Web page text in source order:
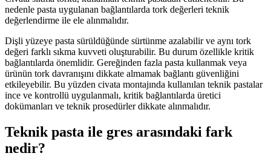
nedenle pasta uygulanan bağlantılarda tork değerleri teknik
değerlendirme ile ele alınmalıdır.
Dişli yüzeye pasta sürüldüğünde sürtünme azalabilir ve aynı tork
değeri farklı sıkma kuvveti oluşturabilir. Bu durum özellikle kritik
bağlantılarda önemlidir. Gereğinden fazla pasta kullanmak veya
ürünün tork davranışını dikkate almamak bağlantı güvenliğini
etkileyebilir. Bu yüzden civata montajında kullanılan teknik pastalar
ince ve kontrollü uygulanmalı, kritik bağlantılarda üretici
dokümanları ve teknik prosedürler dikkate alınmalıdır.
Teknik pasta ile gres arasındaki fark
nedir?